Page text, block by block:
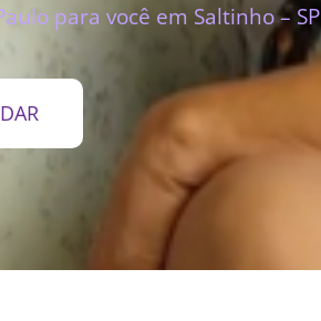
para você em Saltinho – SP